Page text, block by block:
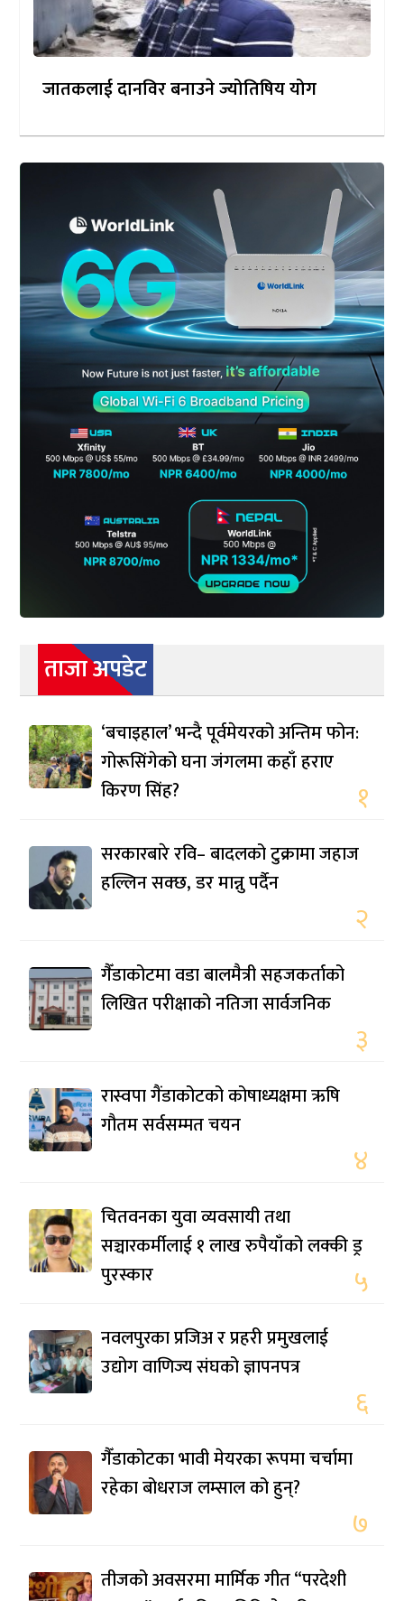
जातकलाई दानविर बनाउने ज्योतिषिय योग
ताजा अपडेट
‘बचाइहाल’ भन्दै पूर्वमेयरको अन्तिम फोन:
गोरूसिंगेको घना जंगलमा कहाँ हराए
किरण सिंह?
१
सरकारबारे रवि– बादलको टुक्रामा जहाज
हल्लिन सक्छ, डर मान्नु पर्दैन
२
गैँडाकोटमा वडा बालमैत्री सहजकर्ताको
लिखित परीक्षाको नतिजा सार्वजनिक
३
रास्वपा गैंडाकोटको कोषाध्यक्षमा ऋषि
गौतम सर्वसम्मत चयन
४
चितवनका युवा व्यवसायी तथा
सञ्चारकर्मीलाई १ लाख रुपैयाँको लक्की ड्र
पुरस्कार
५
नवलपुरका प्रजिअ र प्रहरी प्रमुखलाई
उद्योग वाणिज्य संघको ज्ञापनपत्र
६
गैँडाकोटका भावी मेयरका रूपमा चर्चामा
रहेका बोधराज लम्साल को हुन्?
७
तीजको अवसरमा मार्मिक गीत “परदेशी